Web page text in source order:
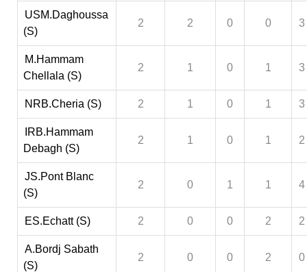
USM.Daghoussa
(S)
2 2 0 0 3
M.Hammam
Chellala (S)
2 1 0 1 3
NRB.Cheria (S) 2 1 0 1 3
IRB.Hammam
Debagh (S)
2 1 0 1 2
JS.Pont Blanc
(S)
2 0 1 1 4
ES.Echatt (S) 2 0 0 2 2
A.Bordj Sabath
(S)
2 0 0 2 0